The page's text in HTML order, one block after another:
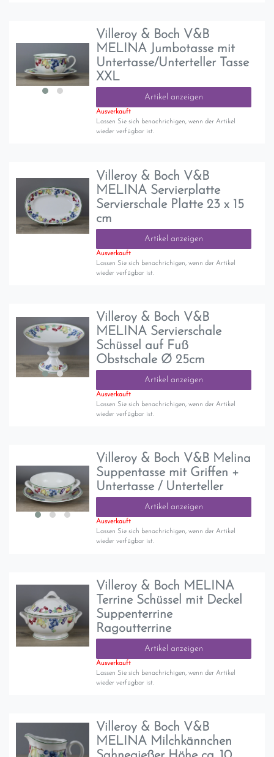
Villeroy & Boch V&B
MELINA Jumbotasse mit
Untertasse/Unterteller Tasse
XXL
Artikel anzeigen
Ausverkauft
Lassen Sie sich benachrichigen, wenn der Artikel
wieder verfügbar ist.
Villeroy & Boch V&B
MELINA Servierplatte
Servierschale Platte 23 x 15
cm
Artikel anzeigen
Ausverkauft
Lassen Sie sich benachrichigen, wenn der Artikel
wieder verfügbar ist.
Villeroy & Boch V&B
MELINA Servierschale
Schüssel auf Fuß
Obstschale Ø 25cm
Artikel anzeigen
Ausverkauft
Lassen Sie sich benachrichigen, wenn der Artikel
wieder verfügbar ist.
Villeroy & Boch V&B Melina
Suppentasse mit Griffen +
Untertasse / Unterteller
Artikel anzeigen
Ausverkauft
Lassen Sie sich benachrichigen, wenn der Artikel
wieder verfügbar ist.
Villeroy & Boch MELINA
Terrine Schüssel mit Deckel
Suppenterrine
Ragoutterrine
Artikel anzeigen
Ausverkauft
Lassen Sie sich benachrichigen, wenn der Artikel
wieder verfügbar ist.
Villeroy & Boch V&B
MELINA Milchkännchen